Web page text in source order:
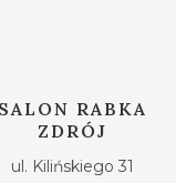
SALON RABKA
ZDRÓJ
ul. Kilińskiego 31